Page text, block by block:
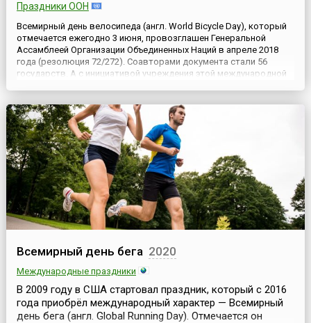
Праздники ООН
Всемирный день велосипеда (англ. World Bicycle Day), который
отмечается ежегодно 3 июня, провозглашен Генеральной
Ассамблеей Организации Объединенных Наций в апреле 2018
года (резолюция 72/272). Соавторами документа стали 56
государств. А с инициативой учреждения этой международной
мно...
Всемирный день бега 2020
Международные праздники
В 2009 году в США стартовал праздник, который с 2016
года приобрёл международный характер — Всемирный
день бега (англ. Global Running Day). Отмечается он